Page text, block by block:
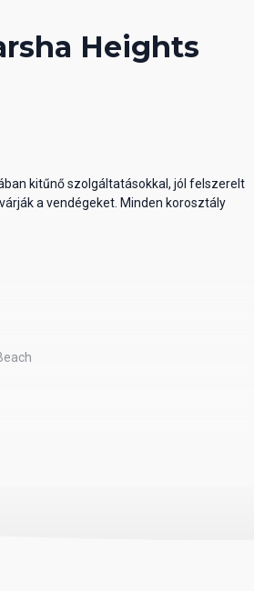
Heights
kitűnő szolgáltatásokkal, jól felszerelt
a vendégeket. Minden korosztály